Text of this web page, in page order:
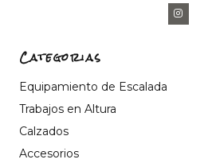
Categorias
Equipamiento de Escalada
Trabajos en Altura
Calzados
Accesorios